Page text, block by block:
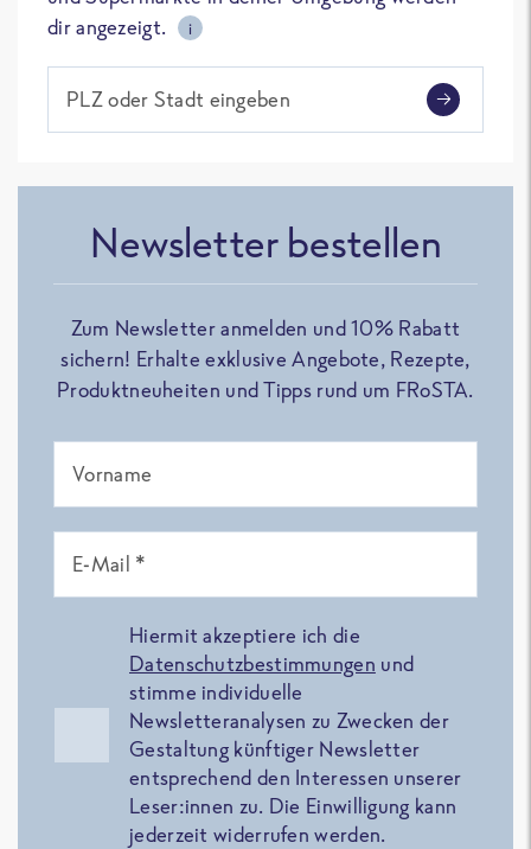
dir angezeigt.
i
PLZ oder Stadt eingeben
Newsletter bestellen
Zum Newsletter anmelden und 10% Rabatt
sichern! Erhalte exklusive Angebote, Rezepte,
Produktneuheiten und Tipps rund um FRoSTA.
Vorname
E-Mail *
Hiermit akzeptiere ich die
Datenschutzbestimmungen und
stimme individuelle
Newsletteranalysen zu Zwecken der
Gestaltung künftiger Newsletter
entsprechend den Interessen unserer
Leser:innen zu. Die Einwilligung kann
jederzeit widerrufen werden.